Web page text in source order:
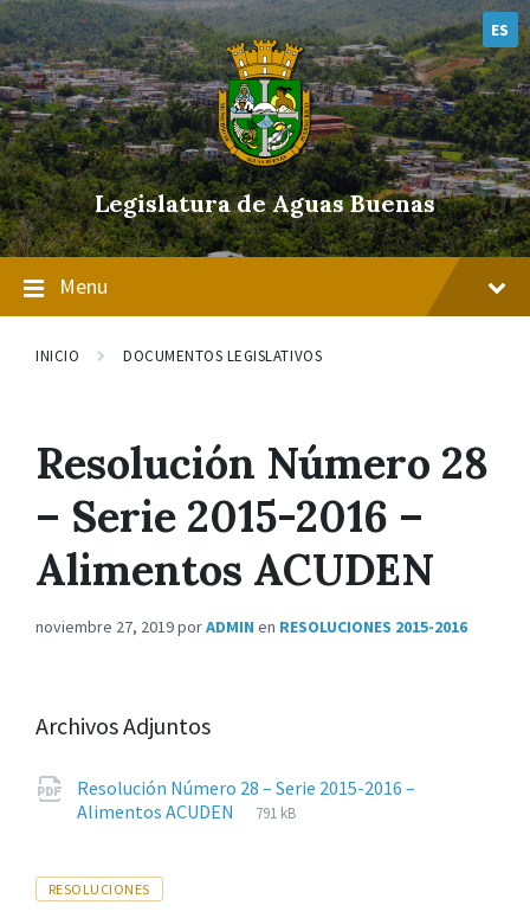
Skip
to
content
Skip
to
main
navigation
Skip
to
footer
ES
Legislatura de Aguas Buenas
Menu
INICIO DOCUMENTOS LEGISLATIVOS
Resolución Número 28
– Serie 2015-2016 –
Alimentos ACUDEN
noviembre 27, 2019porADMIN en RESOLUCIONES 2015-2016
Archivos Adjuntos
Resolución Número 28 – Serie 2015-2016 –
Alimentos ACUDEN
Extensiones
pdf
Tamaño
791 kB
Tags
RESOLUCIONES